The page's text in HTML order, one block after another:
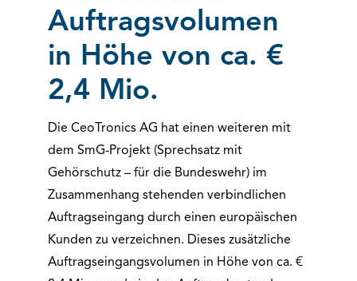
Instagram
Auftragsvolumen
in Höhe von ca. €
2,4 Mio.
Die CeoTronics AG hat einen weiteren mit
dem SmG-Projekt (Sprechsatz mit
Gehörschutz – für die Bundeswehr) im
Zusammenhang stehenden verbindlichen
Auftragseingang durch einen europäischen
Kunden zu verzeichnen. Dieses zusätzliche
Auftragseingangsvolumen in Höhe von ca. €